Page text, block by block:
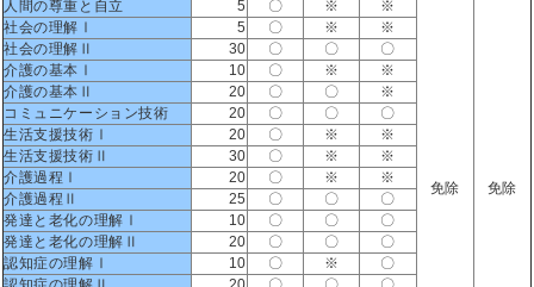
人間の尊重と自立
5 〇 ※ ※
免除 免除
社会の理解Ⅰ 5 〇 ※
※
社会の理解Ⅱ
30 〇 〇
〇
介護の基本Ⅰ
10 〇 ※
※
介護の基本Ⅱ
20 〇 〇
※
コミュニケーション技術
20 〇 〇
〇
生活支援技術Ⅰ
20 〇 ※
※
生活支援技術Ⅱ
30 〇 ※
※
介護過程Ⅰ
20 〇 ※
※
介護過程Ⅱ
25 〇 〇
〇
発達と老化の理解Ⅰ
10 〇 〇
〇
発達と老化の理解Ⅱ
20 〇 〇
〇
認知症の理解Ⅰ
10 〇 ※
〇